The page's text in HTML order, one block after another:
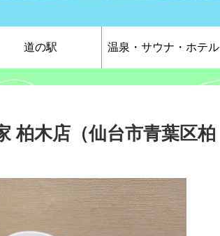
道の駅 温泉・サウナ・ホテル
柏木店（仙台市青葉区柏